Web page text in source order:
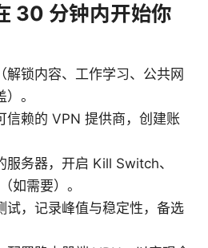
30 分钟内开始你
解锁内容、工作学习、公共网
。
信赖的 VPN 提供商，创建账
服务器，开启 Kill Switch、
如需要）。
试，记录峰值与稳定性，备选